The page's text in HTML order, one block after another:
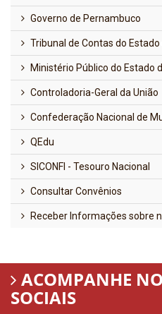
Governo de Pernambuco
Tribunal de Contas do
Ministério Público do Estado
Controladoria-Geral da União
Confederação Nacional de
QEdu
SICONFI - Tesouro Nacional
Consultar Convênios
Receber Informações sobre
ACOMPANHE
SOCIAIS